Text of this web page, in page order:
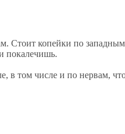
Стоит копейки по
покалечишь.
в том числе и по нервам,